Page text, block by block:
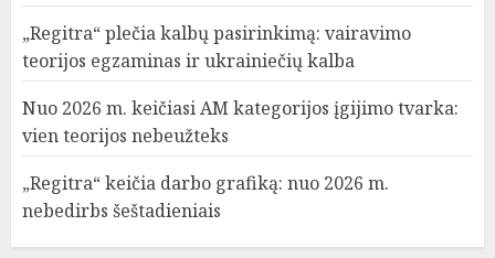
„Regitra“ plečia kalbų pasirinkimą: vairavimo
teorijos egzaminas ir ukrainiečių kalba
Nuo 2026 m. keičiasi AM kategorijos įgijimo tvarka:
vien teorijos nebeužteks
„Regitra“ keičia darbo grafiką: nuo 2026 m.
nebedirbs šeštadieniais